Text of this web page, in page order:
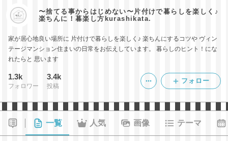
〜捨てる事からはじめない〜片付けで暮らしを楽しく♪
楽ちんに！暮楽し方kurashikata.
家が居心地良い場所に 片付けで暮らしを楽しく♪ 楽ちんにするコツや ヴィン
テージマンション住まいの日常をお伝えしています。 暮らしのヒント！にな
れたらと 思います
1.3k
フォロワー
3.4k
投稿
フォロー
一覧 人気 画像 テーマ